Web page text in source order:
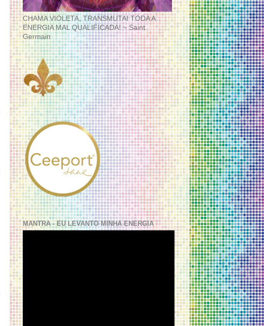
CHAMA VIOLETA, TRANSMUTAI TODA A
ENERGIA MAL QUALIFICADA! ~ Saint
Germain
MANTRA - EU LEVANTO MINHA ENERGIA